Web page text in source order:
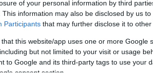
of your personal information by third
This information may also be disclosed by us
Participants that may further disclose it to other
that this website/app uses one or more Google
but not limited to your visit or usage
to Google and its third-party tags to use your
consent section.
σας και να ελαχιστοποιηθεί η όχλησή
τις περιοχές και τις ώρες
μμ ΠΑΓΟΙ
μμ ΡΙΓΓΛΑΔΕΣ